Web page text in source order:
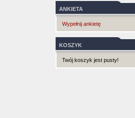
ANKIETA
Wypełnij ankietę
KOSZYK
Twój koszyk jest pusty!